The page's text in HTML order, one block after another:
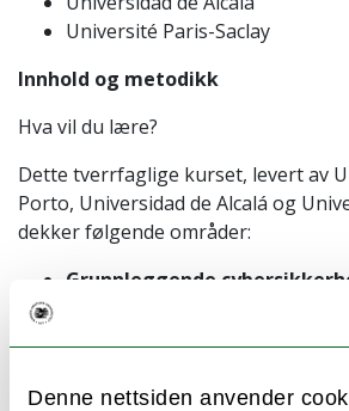
Denne nettsiden anvender
Université Paris-Saclay
Innhold og metodikk
Hva vil du lære?
Dette tverrfaglige kurset, levert av
Porto, Universidad de Alcalá og
dekker følgende områder:
Grunnleggende
Forståelse av
nettverkssikkerhet, sikker
Grunnleggende